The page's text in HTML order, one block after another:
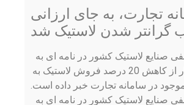
تجارت، به جای ارزانی
گرانتر شدن لاستیک شد
صنایع لاستیک کشور در نامه ای به
ستاد تنظیم بازار از کاهش 20 درصد فروش لاستیک به
در سامانه تجارت خبر داده است.
صنایع لاستیک کشور در نامه ای به